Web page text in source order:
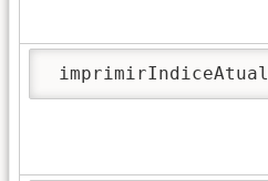
imprimirIndiceAtual